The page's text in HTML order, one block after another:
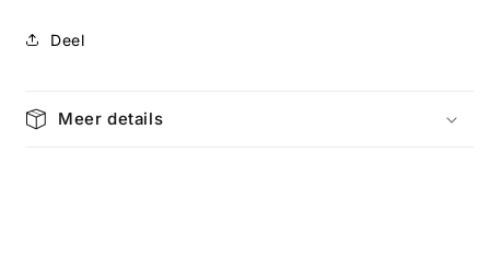
Deel
Meer details